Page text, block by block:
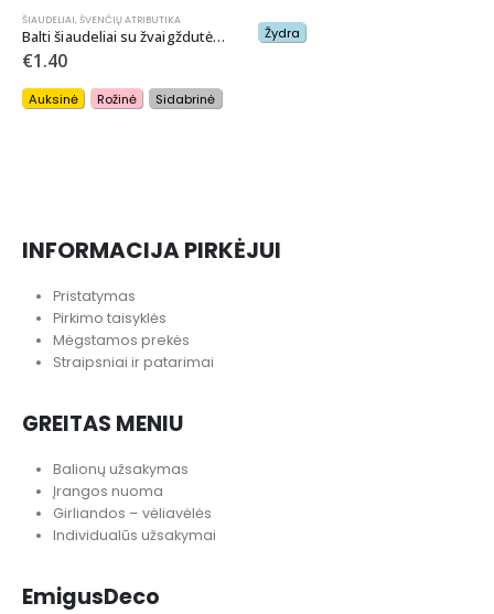
Žydra
LĖKŠTUTĖS
Pirkimo taisyklės
Mėgstamos prekės
Straipsniai ir patarimai
Įrangos nuoma
Girliandos – vėliavėlės
Individualūs užsakymai